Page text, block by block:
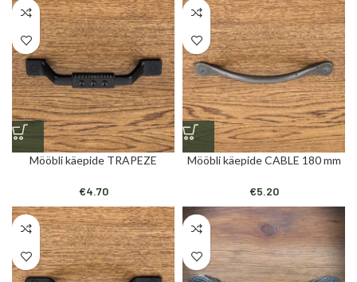
Mööbli käepide TRAPEZE
€4.70
Mööbli käepide CABLE 180 mm
€5.20